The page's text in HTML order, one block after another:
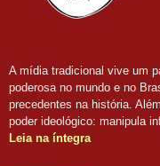
A mídia tradicional vive um
poderosa no mundo e no
precedentes na história.
poder ideológico: manipula
Leia na íntegra